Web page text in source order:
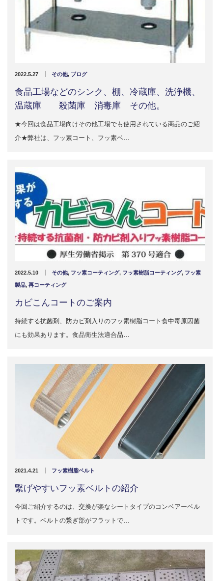
2022.5.27 その他, ブログ
食品工場などのシンク、棚、冷蔵庫、洗浄機、
温蔵庫 殺菌庫 消毒庫 その他。
★今回は食品工場向けその他工場でも使用されている商品のご紹
介★弊社は、フッ素コート、フッ素ベ…
2022.5.10 その他, フッ素コーティング, フッ素樹脂コーティング, フッ素
製品, 再コーティング
カビこんコートのご案内
持続する抗菌剤、防カビ剤入りのフッ素樹脂コート食中毒原因菌
にも効果あります。食品衛生法適合品…
2021.4.21 フッ素樹脂ベルト
繋げやすいフッ素ベルトの紹介
今回ご紹介するのは、交換が楽なシートタイプのコンベアーベル
トです。ベルトの繋ぎ部がフラットで…